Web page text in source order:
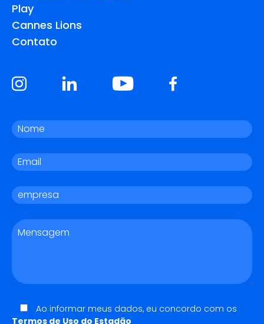
Play
Cannes Lions
Contato
Ao informar meus dados, eu concordo com os
Termos de Uso do Estadão